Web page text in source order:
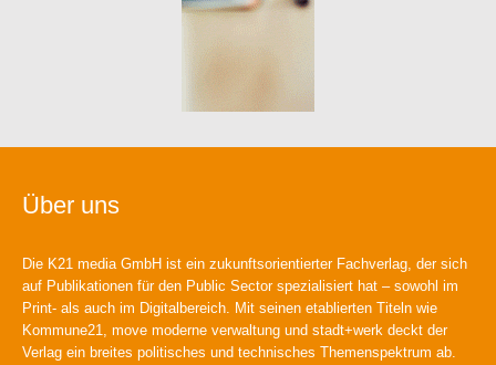
Über uns
Die K21 media GmbH ist ein zukunftsorientierter Fachverlag, der sich
auf Publikationen für den Public Sector spezialisiert hat – sowohl im
Print- als auch im Digitalbereich. Mit seinen etablierten Titeln wie
Kommune21, move moderne verwaltung und stadt+werk deckt der
Verlag ein breites politisches und technisches Themenspektrum ab.